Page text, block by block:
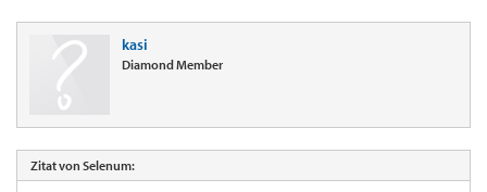
kasi
Diamond Member
Zitat von Selenum: